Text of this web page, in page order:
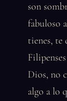
son
fabuloso
tienes, te
Dios, no
algo a lo